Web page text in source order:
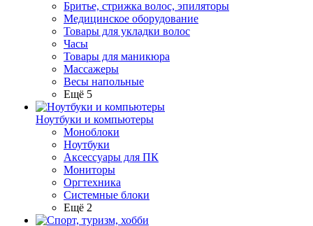
Бритье, стрижка волос, эпиляторы
Медицинское оборудование
Товары для укладки волос
Часы
Товары для маникюра
Массажеры
Весы напольные
Ещё 5
Ноутбуки и компьютеры
Моноблоки
Ноутбуки
Аксессуары для ПК
Мониторы
Оргтехника
Системные блоки
Ещё 2